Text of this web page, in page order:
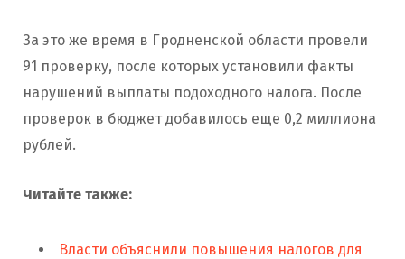
За это же время в Гродненской области провели
91 проверку, после которых установили факты
нарушений выплаты подоходного налога. После
проверок в бюджет добавилось еще 0,2 миллиона
рублей.
Читайте также:
Власти объяснили повышения налогов для